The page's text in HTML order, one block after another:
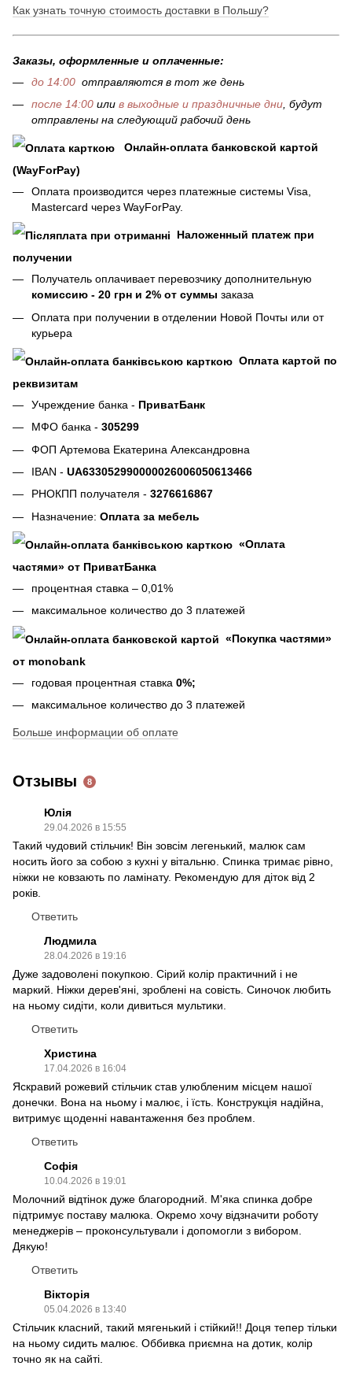
Как узнать точную стоимость доставки в Польшу?
Заказы, оформленные и оплаченные:
до 14:00 отправляются в тот же день
после 14:00 или в выходные и праздничные дни , будут
отправлены на следующий рабочий день
Онлайн-оплата банковской картой
(WayForPay)
Оплата производится через платежные системы Visa,
Mastercard через WayForPay.
Наложенный платеж при
получении
Получатель оплачивает перевозчику дополнительную
комиссию - 20 грн и 2% от суммы заказа
Оплата при получении в отделении Новой Почты или от
курьера
Оплата картой по
реквизитам
Учреждение банка - ПриватБанк
МФО банка - 305299
ФОП Артемова Екатерина Александровна
IBAN - UA633052990000026006050613466
РНОКПП получателя - 3276616867
Назначение: Оплата за мебель
«Оплата
частями» от ПриватБанка
процентная ставка – 0,01%
максимальное количество до 3 платежей
«Покупка частями»
от monobank
годовая процентная ставка 0%;
максимальное количество до 3 платежей
Больше информации об оплате
Отзывы 8
Юлія
29.04.2026 в 15:55
Такий чудовий стільчик! Він зовсім легенький, малюк сам
носить його за собою з кухні у вітальню. Спинка тримає рівно,
ніжки не ковзають по ламінату. Рекомендую для діток від 2
років.
Ответить
Людмила
28.04.2026 в 19:16
Дуже задоволені покупкою. Сірий колір практичний і не
маркий. Ніжки дерев'яні, зроблені на совість. Синочок любить
на ньому сидіти, коли дивиться мультики.
Ответить
Христина
17.04.2026 в 16:04
Яскравий рожевий стільчик став улюбленим місцем нашої
донечки. Вона на ньому і малює, і їсть. Конструкція надійна,
витримує щоденні навантаження без проблем.
Ответить
Софія
10.04.2026 в 19:01
Молочний відтінок дуже благородний. М'яка спинка добре
підтримує поставу малюка. Окремо хочу відзначити роботу
менеджерів – проконсультували і допомогли з вибором.
Дякую!
Ответить
Вікторія
05.04.2026 в 13:40
Стільчик класний, такий мягенький і стійкий!! Доця тепер тільки
на ньому сидить малює. Оббивка приємна на дотик, колір
точно як на сайті.